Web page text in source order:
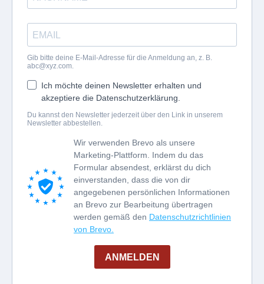
Gib bitte deine E-Mail-Adresse für die Anmeldung an, z. B.
abc@xyz.com.
Ich möchte deinen Newsletter erhalten und
akzeptiere die Datenschutzerklärung.
Du kannst den Newsletter jederzeit über den Link in unserem
Newsletter abbestellen.
Wir verwenden Brevo als unsere
Marketing-Plattform. Indem du das
Formular absendest, erklärst du dich
einverstanden, dass die von dir
angegebenen persönlichen Informationen
an Brevo zur Bearbeitung übertragen
werden gemäß den Datenschutzrichtlinien
von Brevo.
ANMELDEN